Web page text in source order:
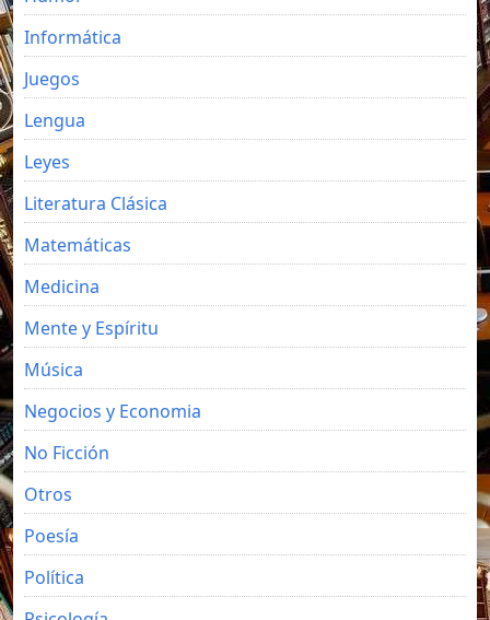
Informática
Juegos
Lengua
Leyes
Literatura Clásica
Matemáticas
Medicina
Mente y Espíritu
Música
Negocios y Economia
No Ficción
Otros
Poesía
Política